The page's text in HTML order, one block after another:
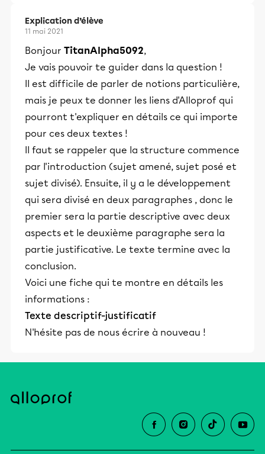
Explication d’élève
11 mai 2021
Bonjour TitanAlpha5092,
Je vais pouvoir te guider dans la question !
Il est difficile de parler de notions particulière,
mais je peux te donner les liens d'Alloprof qui
pourront t'expliquer en détails ce qui importe
pour ces deux textes !
Il faut se rappeler que la structure commence
par l'introduction (sujet amené, sujet posé et
sujet divisé). Ensuite, il y a le développement
qui sera divisé en deux paragraphes , donc le
premier sera la partie descriptive avec deux
aspects et le deuxième paragraphe sera la
partie justificative. Le texte termine avec la
conclusion.
Voici une fiche qui te montre en détails les
informations :
Texte descriptif-justificatif
N'hésite pas de nous écrire à nouveau !